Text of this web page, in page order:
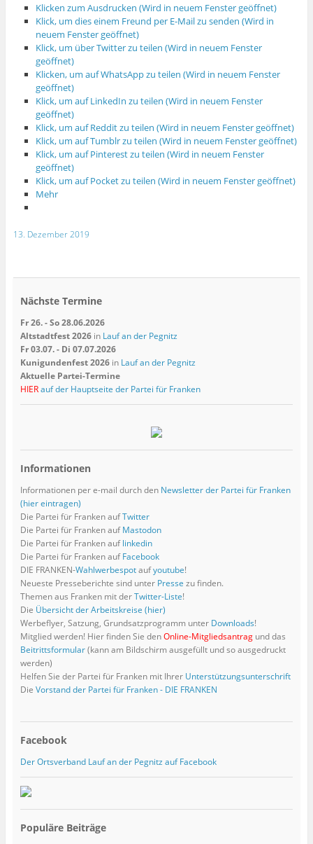
Klicken zum Ausdrucken (Wird in neuem Fenster geöffnet)
Klick, um dies einem Freund per E-Mail zu senden (Wird in
neuem Fenster geöffnet)
Klick, um über Twitter zu teilen (Wird in neuem Fenster
geöffnet)
Klicken, um auf WhatsApp zu teilen (Wird in neuem Fenster
geöffnet)
Klick, um auf LinkedIn zu teilen (Wird in neuem Fenster
geöffnet)
Klick, um auf Reddit zu teilen (Wird in neuem Fenster geöffnet)
Klick, um auf Tumblr zu teilen (Wird in neuem Fenster geöffnet)
Klick, um auf Pinterest zu teilen (Wird in neuem Fenster
geöffnet)
Klick, um auf Pocket zu teilen (Wird in neuem Fenster geöffnet)
Mehr
13. Dezember 2019
Nächste Termine
Fr 26. - So 28.06.2026
Altstadtfest 2026in Lauf an der Pegnitz
Fr 03.07. - Di 07.07.2026
Kunigundenfest 2026in Lauf an der Pegnitz
Aktuelle Partei-Termine
HIERauf der Hauptseite der Partei für Franken
Informationen
Informationen per e-mail durch den Newsletter der Partei für Franken
(hier eintragen)
Die Partei für Franken aufTwitter
Die Partei für Franken aufMastodon
Die Partei für Franken auflinkedin
Die Partei für Franken aufFacebook
DIE FRANKEN-Wahlwerbespotaufyoutube!
Neueste Presseberichte sind unter Presse zu finden.
Themen aus Franken mit derTwitter-Liste!
Die Übersicht der Arbeitskreise (hier)
Werbeflyer, Satzung, Grundsatzprogramm unter Downloads!
Mitglied werden! Hier finden Sie denOnline-Mitgliedsantragund das
Beitrittsformular(kann am Bildschirm ausgefüllt und so ausgedruckt
werden)
Helfen Sie der Partei für Franken mit Ihrer Unterstützungsunterschrift
Die Vorstand der Partei für Franken - DIE FRANKEN
Facebook
Der Ortsverband Lauf an der Pegnitz auf Facebook
Populäre Beiträge